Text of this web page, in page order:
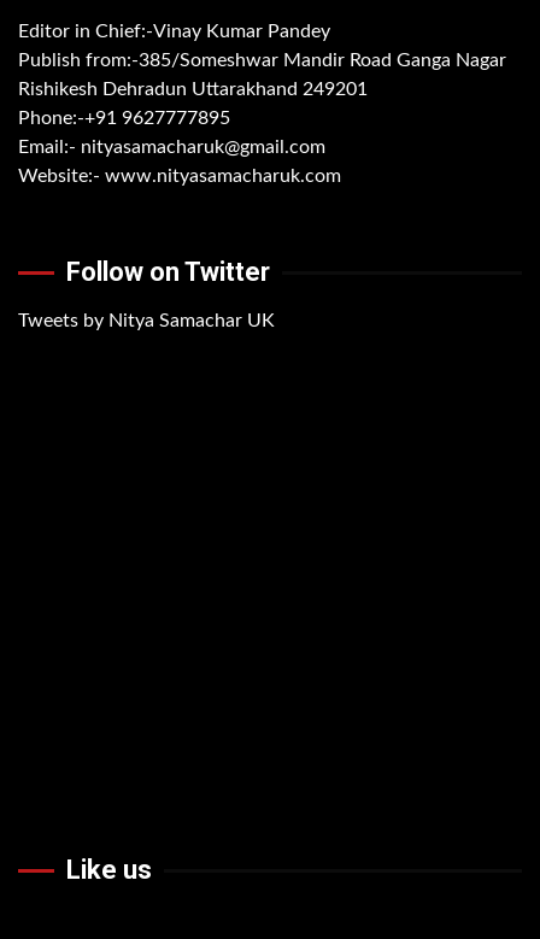
Editor in Chief:-Vinay Kumar Pandey
Publish from:-385/Someshwar Mandir Road Ganga Nagar
Rishikesh Dehradun Uttarakhand 249201
Phone:-+91 9627777895
Email:- nityasamacharuk@gmail.com
Website:- www.nityasamacharuk.com
Follow on Twitter
Tweets by Nitya Samachar UK
Like us